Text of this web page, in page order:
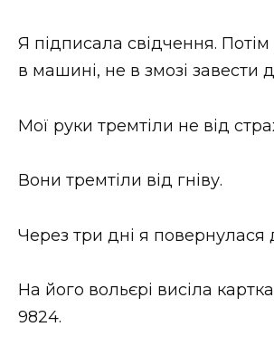
Я підписала свідчення.
в машині, не в змозі завести
Мої руки тремтіли не від
Вони тремтіли від гніву.
Через три дні я повернулася
На його вольєрі висіла
9824.